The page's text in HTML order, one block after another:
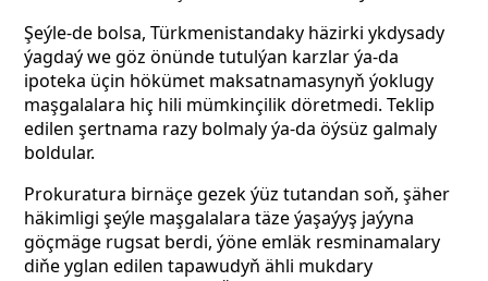
Şeýle-de bolsa, Türkmenistandaky häzirki ykdysady
ýagdaý we göz önünde tutulýan karzlar ýa-da
ipoteka üçin hökümet maksatnamasynyň ýoklugy
maşgalalara hiç hili mümkinçilik döretmedi. Teklip
edilen şertnama razy bolmaly ýa-da öýsüz galmaly
boldular.
Prokuratura birnäçe gezek ýüz tutandan soň, şäher
häkimligi şeýle maşgalalara täze ýaşaýyş jaýyna
göçmäge rugsat berdi, ýöne emläk resminamalary
diňe yglan edilen tapawudyň ähli mukdary